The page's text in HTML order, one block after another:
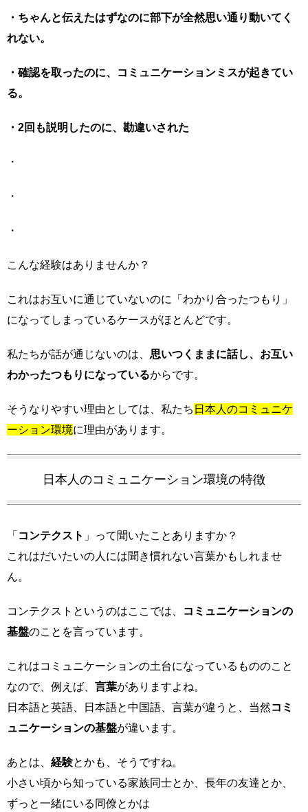
・ちゃんと伝えたはずなのに部下が全然思い通り動いてく
れない。
・確認を取ったのに、コミュニケーションミスが起きてい
る。
・2回も説明したのに、勘違いされた
・
・
・
こんな経験はありませんか？
これはお互いに通じていないのに「わかり合ったつもり」
になってしまっているケースがほとんどです。
私たちが話が通じないのは、 思いつくままに話し、お互い
わかったつもりになっているからです。
そうなりやすい理由としては、私たち 日本人のコミュニケ
ーション環境に理由があります。
日本人のコミュニケーション環境の特徴
「 コンテクスト 」って聞いたことありますか？
これはだいたいの人には聞き慣れない言葉かもしれませ
ん。
コンテクストというのはここでは、
コミュニケーションの
基盤のことを言っています。
これはコミュニケーションの土台になっているもののこと
なので、例えば、 言葉がありますよね。
日本語と英語、日本語と中国語、言葉が違うと、当然コミ
ュニケーションの基盤が違います。
あとは、 経験とかも、そうですね。
小さい頃から知っている家族同士とか、長年の友達とか、
ずっと一緒にいる同僚とかは